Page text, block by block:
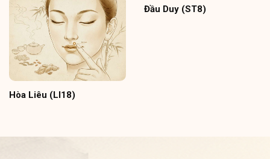
Hòa Liêu (LI18)
Đầu Duy (ST8)